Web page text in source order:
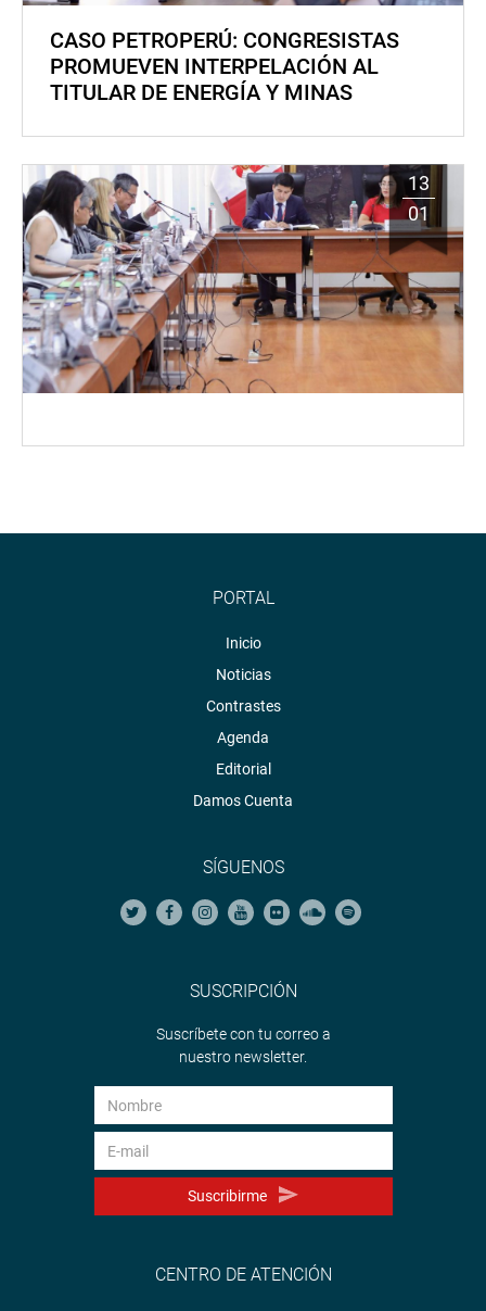
CASO PETROPERÚ: CONGRESISTAS
PROMUEVEN INTERPELACIÓN AL
TITULAR DE ENERGÍA Y MINAS
13
01
PORTAL
Inicio
Noticias
Contrastes
Agenda
Editorial
Damos Cuenta
SÍGUENOS
SUSCRIPCIÓN
Suscríbete con tu correo a
nuestro newsletter.
Suscribirme
CENTRO DE ATENCIÓN